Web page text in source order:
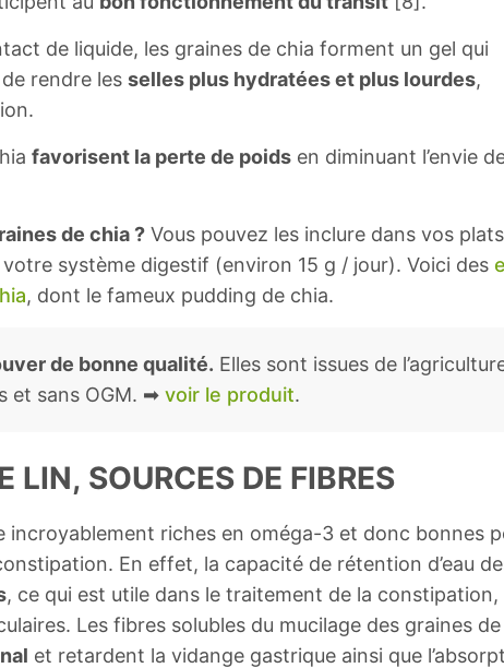
de liquide, les graines de chia forment un gel qui
rendre les selles plus hydratées et plus lourdes,
favorisent la perte de poids en diminuant l’envie
de chia ? Vous pouvez les inclure dans vos
système digestif (environ 15 g / jour). Voici des
, dont le fameux pudding de chia.
de bonne qualité. Elles sont issues de
et sans OGM. ➡ voir le produit.
LIN, SOURCES DE FIBRES
incroyablement riches en oméga-3 et donc bonnes
En effet, la capacité de rétention d’eau
, ce qui est utile dans le traitement de la
Les fibres solubles du mucilage des graines
et retardent la vidange gastrique ainsi que